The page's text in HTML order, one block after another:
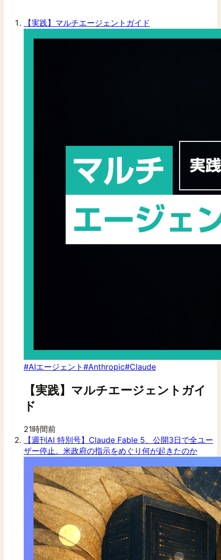
【実践】マルチエージェントガイド
#AIエージェント #Anthropic#Claude
【実践】マルチエージェントガイ
ド
21時間前
【週刊AI 特別号】Claude Fable 5、公開3日で全ユー
ザー停止。米政府の指示をめぐり何が起きたのか